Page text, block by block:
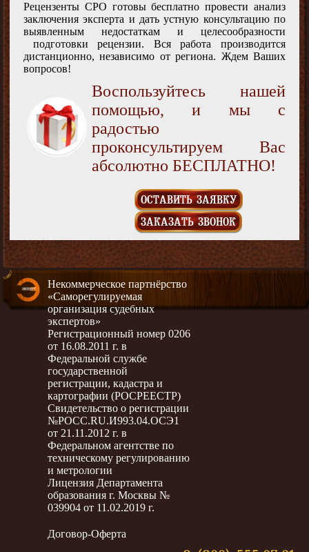
Рецензенты СРО готовы бесплатно провести анализ
заключения эксперта и дать устную консультацию по
выявленным недостаткам и целесообразности
подготовки рецензии. Вся работа производится
дистанционно, независимо от региона. Ждем Ваших
вопросов!
Воспользуйтесь нашей
помощью, и мы с
радостью
проконсультируем Вас
абсолютно БЕСПЛАТНО!
ОСТАВИТЬ ЗАЯВКУ
ЗАКАЗАТЬ ЗВОНОК
Некоммерческое партнёрство
«Саморегулируемая
организация судебных
экспертов»
Регистрационный номер 0206
от 16.08.2011 г. в
Федеральной службе
государственной
регистрации, кадастра и
картографии (РОСРЕЕСТР)
Свидетельство о регистрации
№РОСС.RU.И993.04.ОСЭ1
от 21.11.2012 г. в
Федеральном агентстве по
техническому регулированию
и метрологии
Лицензия Департамента
образования г. Москвы №
039904 от 11.02.2019 г.
Договор-Оферта